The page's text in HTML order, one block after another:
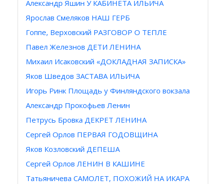
Алeкcaндp Яшин У КАБИНЕТА ИЛЬИЧА
Ярослав Смеляков НАШ ГЕРБ
Гоппе, Верховский РАЗГОВОР О ТЕПЛЕ
Павел Железнов ДЕТИ ЛЕНИНА
Михаил Исаковский «ДОКЛАДНАЯ ЗАПИСКА»
Яков Шведов ЗАСТАВА ИЛЬИЧА
Игорь Ринк Площадь у Финляндского вокзала
Александр Прокофьев Ленин
Петрусь Бровка ДЕКРЕТ ЛЕНИНА
Сергей Орлов ПЕРВАЯ ГОДОВЩИНА
Яков Козловский ДЕПЕША
Сергей Орлов ЛЕНИН В КАШИНЕ
Татьяничева САМОЛЕТ, ПОХОЖИЙ НА ИКАРА